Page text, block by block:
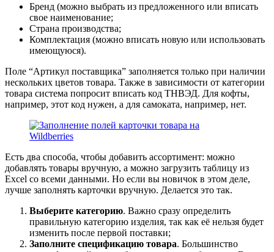
Бренд (можно выбрать из предложенного или вписать
свое наименование;
Страна производства;
Комплектация (можно вписать новую или использовать
имеющуюся).
Поле “Артикул поставщика” заполняется только при наличии
нескольких цветов товара. Также в зависимости от категории
товара система попросит вписать код ТНВЭД. Для кофты,
например, этот код нужен, а для самоката, например, нет.
Есть два способа, чтобы добавить ассортимент: можно
добавлять товары вручную, а можно загрузить таблицу из
Excel со всеми данными. Но если вы новичок в этом деле,
лучше заполнять карточки вручную. Делается это так.
Выберите категорию. Важно сразу определить
правильную категорию изделия, так как её нельзя будет
изменить после первой поставки;
Заполните спецификацию товара. Большинство